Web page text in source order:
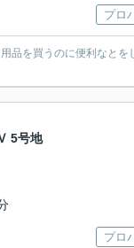
プロ
を買うのに便利なとを
5号地
プロ